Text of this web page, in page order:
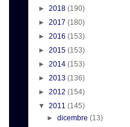
► 2018 (190)
► 2017 (180)
► 2016 (153)
► 2015 (153)
► 2014 (153)
► 2013 (136)
► 2012 (154)
▼ 2011 (145)
►dicembre(13)